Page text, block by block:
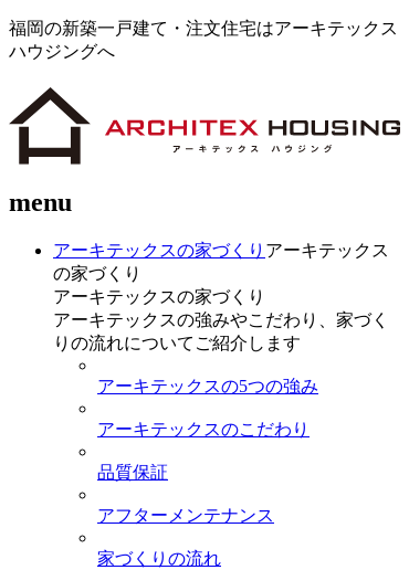
福岡の新築一戸建て・注文住宅はアーキテックス
ハウジングへ
menu
アーキテックスの家づくり アーキテックス
の家づくり
アーキテックスの家づくり
アーキテックスの強みやこだわり、家づく
りの流れについてご紹介します
アーキテックスの5つの強み
アーキテックスのこだわり
品質保証
アフターメンテナンス
家づくりの流れ